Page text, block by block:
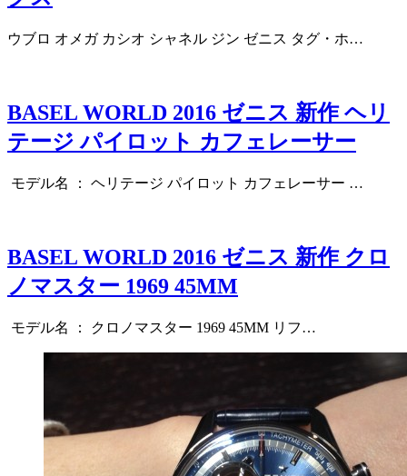
ウブロ オメガ カシオ シャネル ジン ゼニス タグ・ホ…
BASEL WORLD 2016 ゼニス 新作 ヘリ
テージ パイロット カフェレーサー
モデル名 ： ヘリテージ パイロット カフェレーサー …
BASEL WORLD 2016 ゼニス 新作 クロ
ノマスター 1969 45MM
モデル名 ： クロノマスター 1969 45MM リフ…